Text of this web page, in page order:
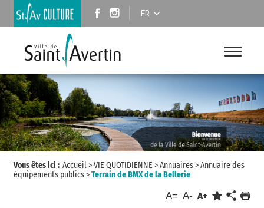
FR
Vous êtes ici : Accueil>VIE QUOTIDIENNE >Annuaires>Annuaire des
équipements publics>Terrain de BMX de la Bellerie
A= A- A+